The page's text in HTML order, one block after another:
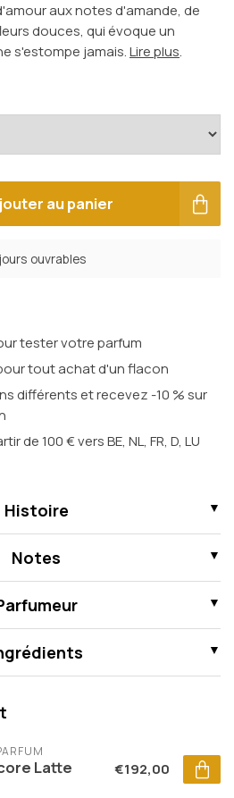
aux notes d'amande, de
douces, qui évoque un
s'estompe jamais.Lire plus.
au panier
ouvrables
tester votre parfum
tout achat d'un flacon
différents et recevez -10 % sur
de 100 € vers BE, NL, FR, D, LU
Histoire
Notes
Latte €192,00